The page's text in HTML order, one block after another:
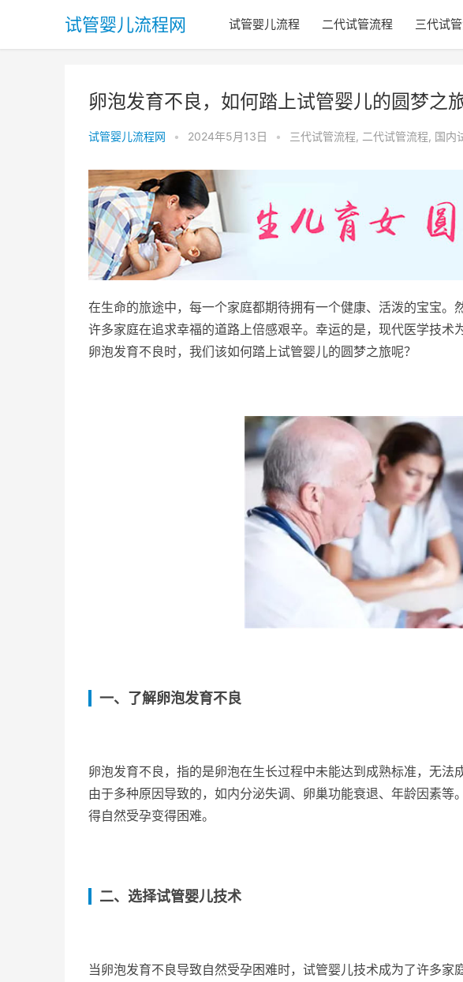
试管婴儿流程网 试管婴儿流程 二代试管流程 三代试
卵泡发育不良，如何踏上试管婴儿的圆梦之
试管婴儿流程网 • 2024年5月13日 • 三代试管流程, 二代试管流程, 国内
在生命的旅途中，每一个家庭都期待拥有一个健康、活泼的宝宝
许多家庭在追求幸福的道路上倍感艰辛。幸运的是，现代医学技
卵泡发育不良时，我们该如何踏上试管婴儿的圆梦之旅呢？
一、了解卵泡发育不良
卵泡发育不良，指的是卵泡在生长过程中未能达到成熟标准，无
由于多种原因导致的，如内分泌失调、卵巢功能衰退、年龄因素
得自然受孕变得困难。
二、选择试管婴儿技术
当卵泡发育不良导致自然受孕困难时，试管婴儿技术成为了许多